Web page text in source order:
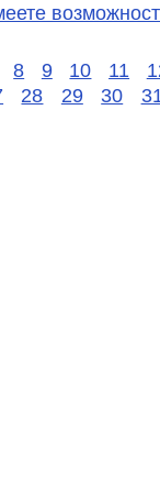
8 9 10 11
28 29 30